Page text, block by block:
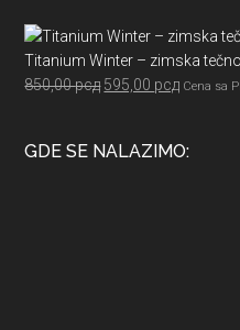
Titanium Winter – zimska
850,00рсд Originalna
bila:
595,00 рсдTrenutna
595,00
Cena sa
GDE SE NALAZIMO: